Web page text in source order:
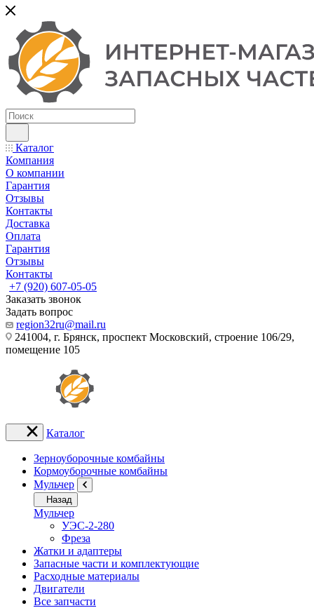
Каталог
Компания
О компании
Гарантия
Отзывы
Контакты
Доставка
Оплата
Гарантия
Отзывы
Контакты
+7 (920) 607-05-05
Заказать звонок
Задать вопрос
region32ru@mail.ru
241004, г. Брянск, проспект Московский, строение 106/29,
помещение 105
Каталог
Зерноуборочные комбайны
Кормоуборочные комбайны
Мульчер
Назад
Мульчер
УЭС-2-280
Фреза
Жатки и адаптеры
Запасные части и комплектующие
Расходные материалы
Двигатели
Все запчасти